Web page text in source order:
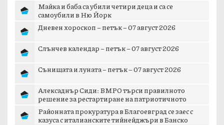
Майка и баба са убили четири деца и са се
самоубили в Ню Йорк
Дневен хороскоп – петък – 07 август 2026
Слънчев календар – петък – 07 август 2026
Сънищата и луната – петък – 07 август 2026
Алексаднър Сиди: ВМРО търси правилното
решение за рестартиране на патриотичното
пространст...
Районната прокуратура в Благоевград се заес с
казуса с италианските тийнейджъри в Банско